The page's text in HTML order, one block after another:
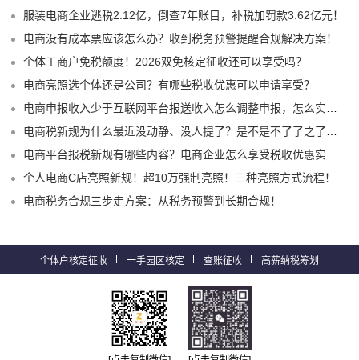
服装电商企业逃税2.12亿，倒查7年账目，补税加罚款3.62亿元！
电商没有成本票应该怎么办？收到税务预警提醒合规解决方案！
个体工商户免税额度！2026双免核定征收还可以享受吗？
电商亮照选个体还是公司？有哪些税收优惠可以申请享受？
电商申报收入少于互联网平台报送收入怎么调整申报，怎么实现合规申报享受税收优惠！
电商税新规为什么最近没动静、没人提了？是不是不了了之了嘛？
电商平台报税新规有哪些内容？电商企业怎么享受税收优惠实现税务合规？
个人电商C店亮照新规！超10万强制亮照！三种亮照方式流程！
电商税务合规三步走方案：从税务预警到长期合规！
个体户核定征收 一手园区核定 查账征收 高薪纳税筹划